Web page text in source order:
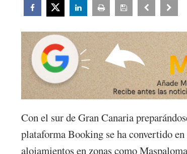
Con el sur de Gran Canaria
plataforma Booking se ha convertido
alojamientos en zonas como